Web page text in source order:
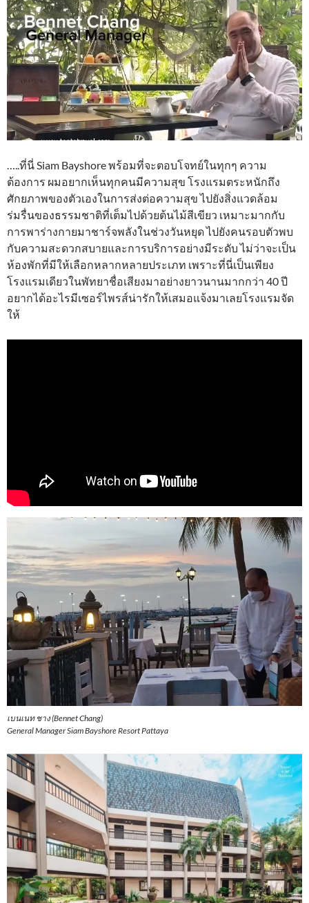
…..ที่นี่ Siam Bayshore พร้อมที่จะตอบโจทย์ในทุกๆ ความ
ต้องการ ผมอยากเห็นทุกคนมีความสุข โรงแรมตระหนักถึง
ศักยภาพของตัวเองในการส่งต่อความสุข ไปยังสิ่งแวดล้อม
ร่มรื่นของธรรมชาติที่เต็มไปด้วยต้นไม้สีเขียว เหมาะมากกับ
การพาร่างกายมาชาร์จพลังในช่วงวันหยุด ไปยังคนรอบตัวพบ
กับความสะดวกสบายและการบริการอย่างมีระดับ ไม่ว่าจะเป็น
ห้องพักที่มีให้เลือกหลากหลายประเภท เพราะที่นี่เป็นเพียง
โรงแรมเดียวในพัทยาชื่อเสียงมาอย่างยาวนานมากกว่า 40 ปี
อยากได้อะไรมีเซอร์ไพรส์น่ารักให้เสมอแจ้งมาเลยโรงแรมจัด
ให้
เบนเนท ชาง (Bennet Chang)
General Manager Siam Bayshore Resort Pattaya